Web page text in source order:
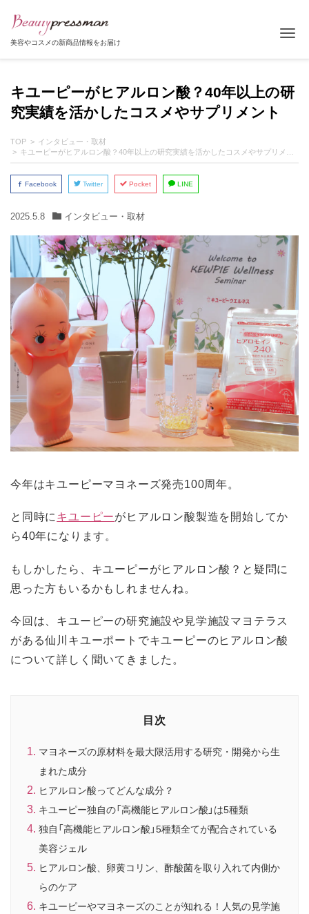
美容やコスメの新商品情報をお届け
キユーピーがヒアルロン酸？40年以上の研
究実績を活かしたコスメやサプリメント
TOP
インタビュー・取材
キユーピーがヒアルロン酸？40年以上の研究実績を活かしたコスメやサプリメント
Facebook Twitter Pocket LINE
2025.5.8 インタビュー・取材
今年はキユーピーマヨネーズ発売100周年。
と同時にキユーピーがヒアルロン酸製造を開始してか
ら40年になります。
もしかしたら、キユーピーがヒアルロン酸？と疑問に
思った方もいるかもしれませんね。
今回は、キユーピーの研究施設や見学施設マヨテラス
がある仙川キユーポートでキユーピーのヒアルロン酸
について詳しく聞いてきました。
目次
マヨネーズの原材料を最大限活用する研究・開発から生
まれた成分
ヒアルロン酸ってどんな成分？
キユーピー独自の「高機能ヒアルロン酸」は5種類
独自「高機能ヒアルロン酸」5種類全てが配合されている
美容ジェル
ヒアルロン酸、卵黄コリン、酢酸菌を取り入れて内側か
らのケア
キユーピーやマヨネーズのことが知れる！人気の見学施